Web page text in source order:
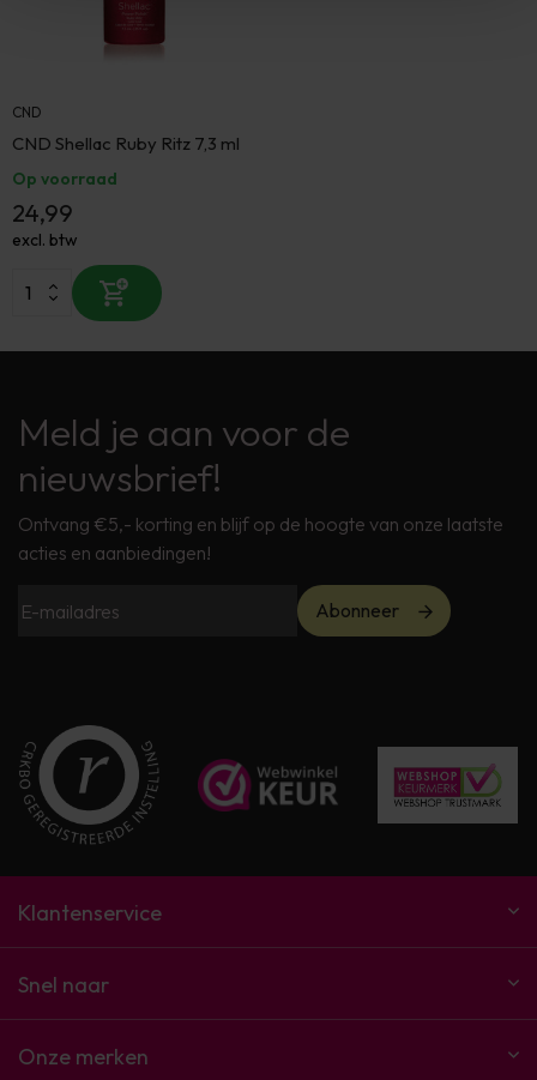
CND
CND Shellac Ruby Ritz 7,3 ml
Op voorraad
24,99
excl. btw
Meld je aan voor de
nieuwsbrief!
Ontvang €5,- korting en blijf op de hoogte van onze laatste
acties en aanbiedingen!
Abonneer
Klantenservice
Snel naar
Onze merken